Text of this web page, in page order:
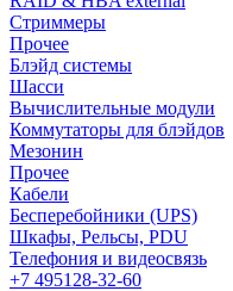
Стриммеры
Прочее
Блэйд системы
Шасси
Вычислительные модули
Коммутаторы для блэйдов
Мезонин
Прочее
Кабели
Бесперебойники (UPS)
Шкафы, Рельсы, PDU
Телефония и видеосвязь
+7 495128-32-60